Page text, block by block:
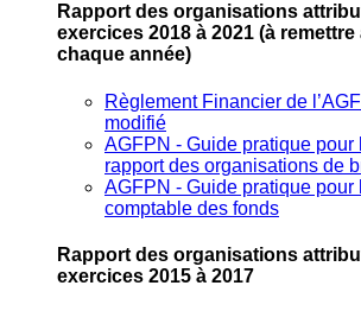
Rapport des organisations
exercices 2018 à 2021 (à remettre
chaque année)
Règlement Financier de
modifié
AGFPN ‐ Guide pratique pour
rapport des organisations de
AGFPN ‐ Guide pratique pour
comptable des fonds
Rapport des organisations
exercices 2015 à 2017